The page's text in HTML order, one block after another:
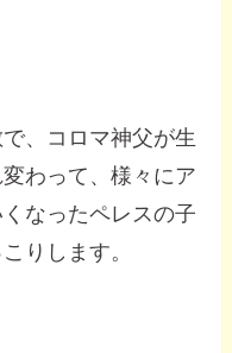
、コロマ神父が生
わって、様々にア
なったペレスの子
りします。